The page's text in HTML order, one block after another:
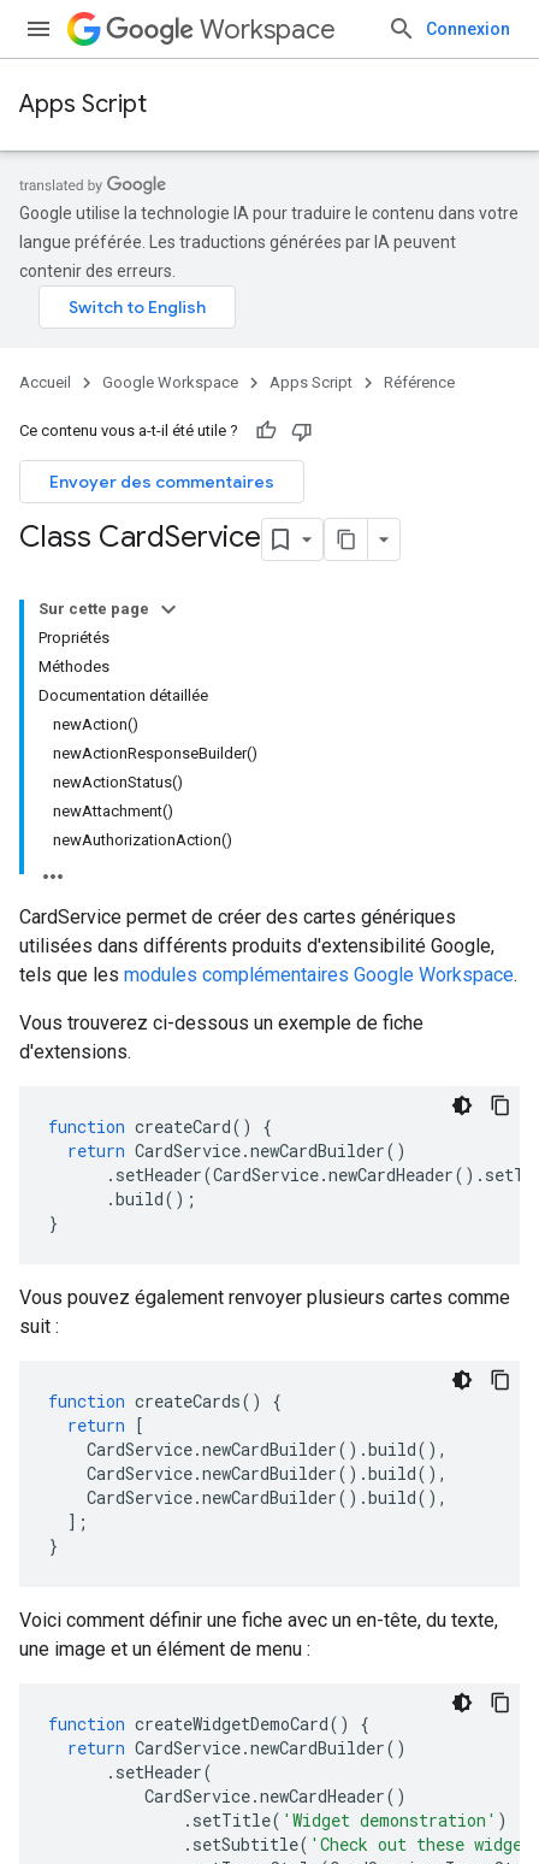
Workspace Connexion
Apps Script
Google utilise la technologie IA pour traduire le contenu dans votre
langue préférée. Les traductions générées par IA peuvent
contenir des erreurs.
Accueil Google Workspace Apps Script Référence
Ce contenu vous a-t-il été utile ?
Envoyer des commentaires
Class CardService
Sur cette page
Propriétés
Méthodes
Documentation détaillée
newAction()
newActionResponseBuilder()
newActionStatus()
newAttachment()
newAuthorizationAction()
CardService permet de créer des cartes génériques
utilisées dans différents produits d'extensibilité Google,
tels que les modules complémentaires Google Workspace.
Vous trouverez ci-dessous un exemple de fiche
d'extensions.
function createCard()
{
return CardService.newCardBuilder()
. setHeader(CardService.newCardHeader().
.build();
}
Vous pouvez également renvoyer plusieurs cartes comme
suit :
function createCards()
{
return [
CardService.newCardBuilder().build(),
CardService.newCardBuilder().build(),
CardService.newCardBuilder().build(),
];
}
Voici comment définir une fiche avec un en-tête, du texte,
une image et un élément de menu :
function createWidgetDemoCard()
{
return CardService.newCardBuilder()
. setHeader(
CardService.newCardHeader()
. setTitle( 'Widget demonstration' )
. setSubtitle( 'Check out these